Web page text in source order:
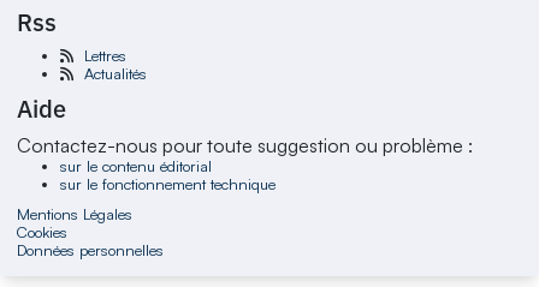
Rss
Lettres
Actualités
Aide
Contactez-nous pour toute suggestion ou problème :
sur le contenu éditorial
sur le fonctionnement technique
Mentions Légales
Cookies
Données personnelles